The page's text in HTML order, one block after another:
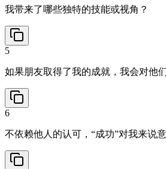
我带来了哪些独特的技能或视角？
5
如果朋友取得了我的成就，我会对他
6
不依赖他人的认可，“成功”对我来说